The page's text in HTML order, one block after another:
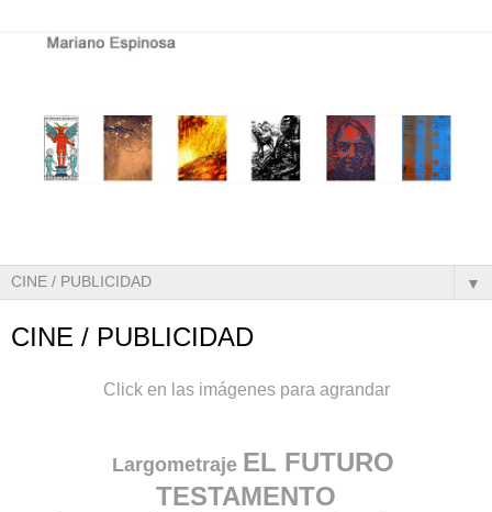
▼
CINE / PUBLICIDAD
Click en las imágenes para agrandar
Largometraje EL FUTURO
TESTAMENTO